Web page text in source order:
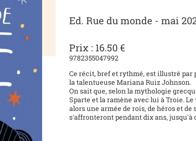
Ed. Rue du monde - mai
Prix : 16.50 €
9782355047992
Ce récit, bref et rythmé, est illustré par
la talentueuse Mariana Ruiz Johnson.
On sait que, selon la mythologie
Sparte et la ramène avec lui à Troie.
alors une armée de rois, de héros et
s'affronteront pendant dix ans, jusqu'à